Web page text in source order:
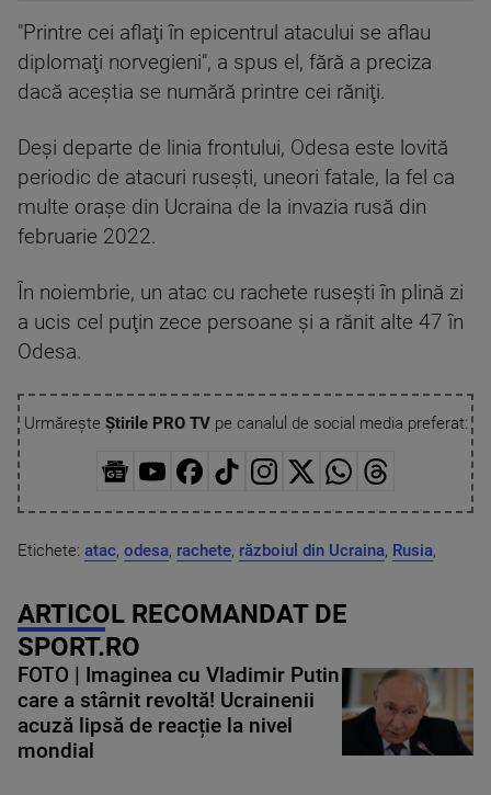
"Printre cei aflaţi în epicentrul atacului se aflau
diplomaţi norvegieni", a spus el, fără a preciza
dacă aceştia se numără printre cei răniţi.
Deşi departe de linia frontului, Odesa este lovită
periodic de atacuri ruseşti, uneori fatale, la fel ca
multe oraşe din Ucraina de la invazia rusă din
februarie 2022.
În noiembrie, un atac cu rachete ruseşti în plină zi
a ucis cel puţin zece persoane şi a rănit alte 47 în
Odesa.
Urmărește Știrile PRO TVpe canalul de social media preferat:
Etichete: atac, odesa, rachete, războiul din Ucraina, Rusia,
ARTICOL RECOMANDAT DE
SPORT.RO
FOTO | Imaginea cu Vladimir Putin
care a stârnit revoltă! Ucrainenii
acuză lipsă de reacție la nivel
mondial